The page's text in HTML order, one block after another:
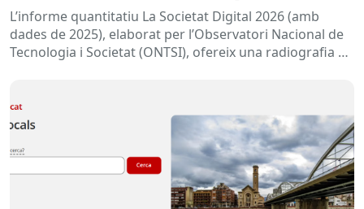
L’informe quantitatiu La Societat Digital 2026 (amb
dades de 2025), elaborat per l’Observatori Nacional de
Tecnologia i Societat (ONTSI), ofereix una radiografia de